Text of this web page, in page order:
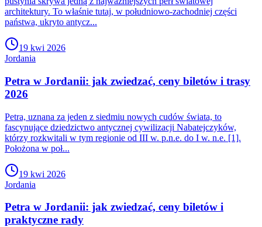
architektury. To właśnie tutaj, w południowo-zachodniej części
państwa, ukryto antycz...
19 kwi 2026
Jordania
Petra w Jordanii: jak zwiedzać, ceny biletów i trasy
2026
Petra, uznana za jeden z siedmiu nowych cudów świata, to
fascynujące dziedzictwo antycznej cywilizacji Nabatejczyków,
którzy rozkwitali w tym regionie od III w. p.n.e. do I w. n.e. [1].
Położona w poł...
19 kwi 2026
Jordania
Petra w Jordanii: jak zwiedzać, ceny biletów i
praktyczne rady